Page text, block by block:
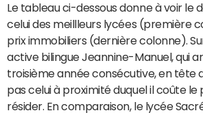
Le tableau ci-dessous donne à voir le
celui des meillleurs lycées (première
prix immobiliers (dernière colonne).
active bilingue Jeannine-Manuel, qui
troisième année consécutive, en tête
pas celui à proximité duquel il coûte le
résider. En comparaison, le lycée